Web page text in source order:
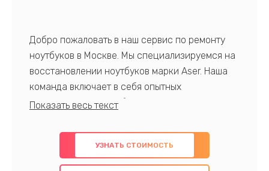
Добро пожаловать в наш сервис по ремонту
ноутбуков в Москве. Мы специализируемся на
восстановлении ноутбуков марки Aser. Наша
команда включает в себя опытных
профессионалов с обширными знаниями и
предлагаем быстрый и качественный ремонт с
использованием оригинальных компонентов, а
также гарантируем качество всех
УЗНАТЬ СТОИМОСТЬ